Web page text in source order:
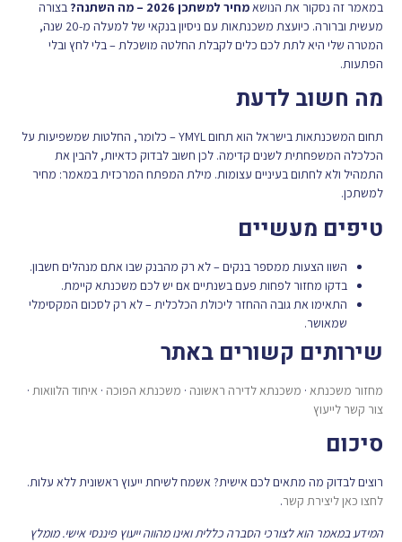
במאמר זה נסקור את הנושאמחיר למשתכן 2026 – מה השתנה?
בצורה
מעשית וברורה. כיועצת משכנתאות עם ניסיון בנקאי של למעלה מ-20 שנה,
המטרה שלי היא לתת לכם כלים לקבלת החלטה מושכלת – בלי לחץ ובלי
הפתעות.
מה חשוב לדעת
תחום המשכנתאות בישראל הוא תחום YMYL – כלומר, החלטות שמשפיעות על
הכלכלה המשפחתית לשנים קדימה. לכן חשוב לבדוק כדאיות, להבין את
התמהיל ולא לחתום בעיניים עצומות. מילת המפתח המרכזית במאמר: מחיר
למשתכן.
טיפים מעשיים
השוו הצעות ממספר בנקים – לא רק מהבנק שבו אתם מנהלים חשבון.
בדקו מחזור לפחות פעם בשנתיים אם יש לכם משכנתא קיימת.
התאימו את גובה ההחזר ליכולת הכלכלית – לא רק לסכום המקסימלי
שמאושר.
שירותים קשורים באתר
מחזור משכנתא · משכנתא לדירה ראשונה · משכנתא הפוכה · איחוד הלוואות ·
צור קשר לייעוץ
סיכום
רוצים לבדוק מה מתאים לכם אישית? אשמח לשיחת ייעוץ ראשונית ללא עלות.
לחצו כאן ליצירת קשר.
המידע במאמר הוא לצורכי הסברה כללית ואינו מהווה ייעוץ פיננסי אישי. מומלץ